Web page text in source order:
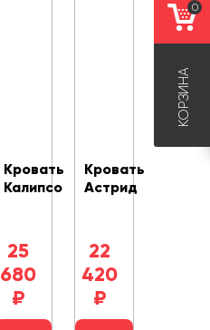
Кровать
Калипсо
25
680
₽
Кровать
Астрид
22
420
₽
0
КОРЗИНА